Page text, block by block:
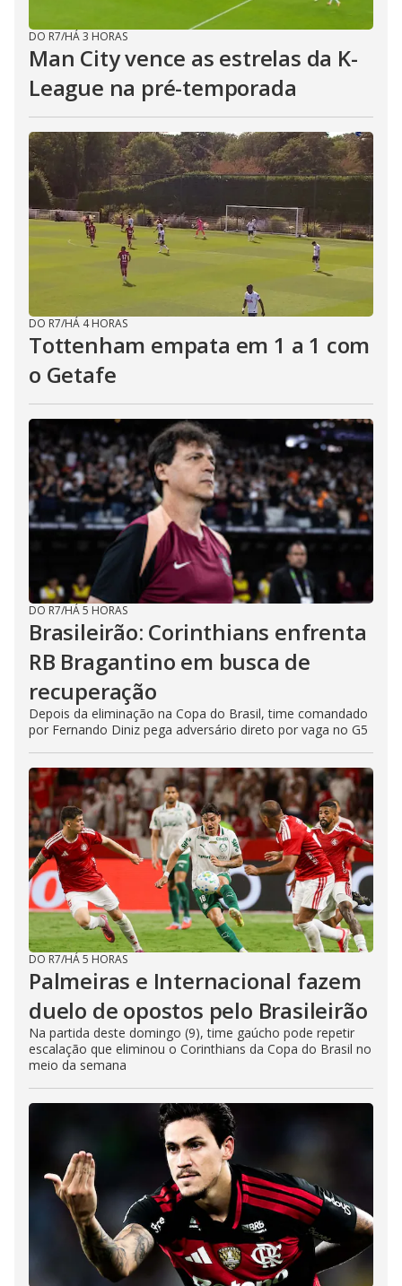
DO R7/HÁ 3 HORAS
Man City vence as estrelas da K-
League na pré-temporada
DO R7/HÁ 4 HORAS
Tottenham empata em 1 a 1 com
o Getafe
DO R7/HÁ 5 HORAS
Brasileirão: Corinthians enfrenta
RB Bragantino em busca de
recuperação
Depois da eliminação na Copa do Brasil, time comandado
por Fernando Diniz pega adversário direto por vaga no G5
DO R7/HÁ 5 HORAS
Palmeiras e Internacional fazem
duelo de opostos pelo Brasileirão
Na partida deste domingo (9), time gaúcho pode repetir
escalação que eliminou o Corinthians da Copa do Brasil no
meio da semana